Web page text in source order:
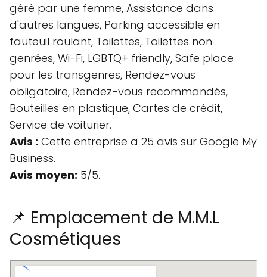
géré par une femme, Assistance dans
d'autres langues, Parking accessible en
fauteuil roulant, Toilettes, Toilettes non
genrées, Wi-Fi, LGBTQ+ friendly, Safe place
pour les transgenres, Rendez-vous
obligatoire, Rendez-vous recommandés,
Bouteilles en plastique, Cartes de crédit,
Service de voiturier.
Avis : Cette entreprise a 25 avis sur Google My
Business.
Avis moyen: 5/5.
📌 Emplacement de M.M.L
Cosmétiques